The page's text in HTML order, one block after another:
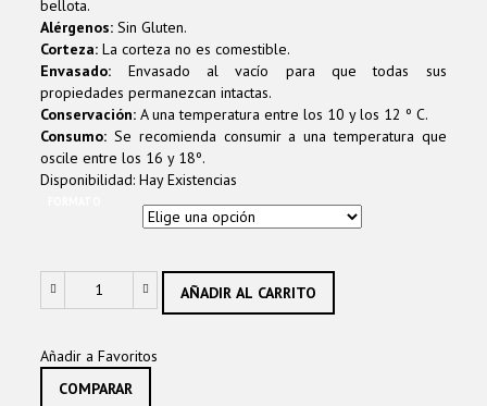
bellota.
Alérgenos: Sin Gluten.
Corteza: La corteza no es comestible.
Envasado: Envasado al vacío para que todas sus
propiedades permanezcan intactas.
Conservación: A una temperatura entre los 10 y los 12 º C.
Consumo: Se recomienda consumir a una temperatura que
oscile entre los 16 y 18º.
Disponibilidad:Hay Existencias
AÑADIR AL CARRITO
Añadir a Favoritos
COMPARAR